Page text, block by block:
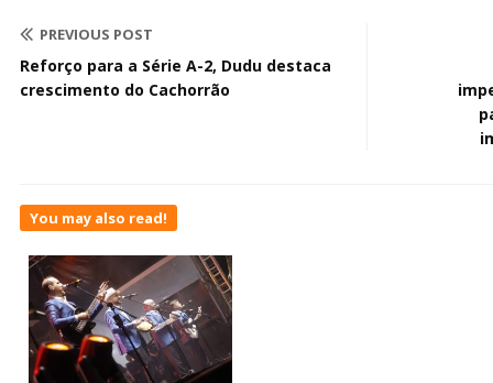
PREVIOUS POST
Reforço para a Série A-2, Dudu destaca
crescimento do Cachorrão
You may also read!